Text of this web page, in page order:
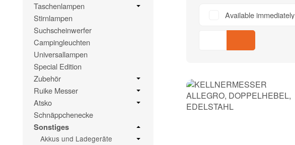
Available immediately
Taschenlampen
Stirnlampen
Suchscheinwerfer
Campingleuchten
Universallampen
Special Edition
Zubehör
Ruike Messer
Atsko
Schnäppchenecke
Sonstiges
Akkus und Ladegeräte